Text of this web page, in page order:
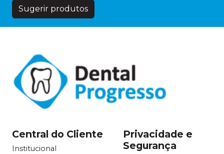
Sugerir produtos
Central do Cliente
Institucional
Privacidade e
Segurança